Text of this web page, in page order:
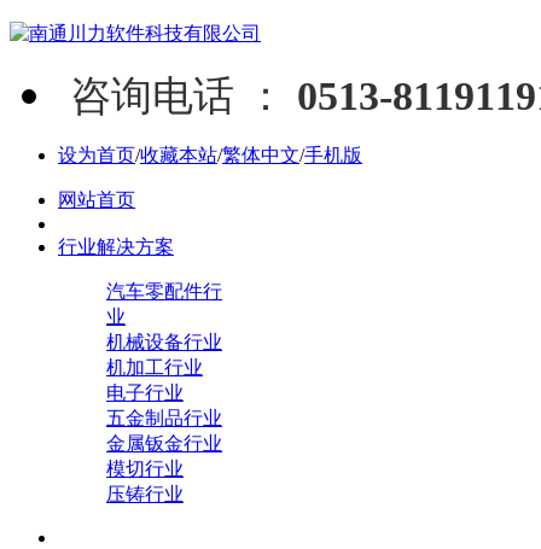
咨询电话 ： 0513-
设为首页/收藏本站/繁体中文/手机版
网站首页
行业解决方案
汽车零配件行
业
机械设备行业
机加工行业
电子行业
五金制品行业
金属钣金行业
模切行业
压铸行业